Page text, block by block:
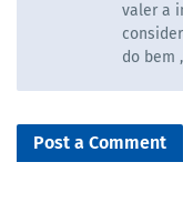
valer a
do bem
Post a Comment